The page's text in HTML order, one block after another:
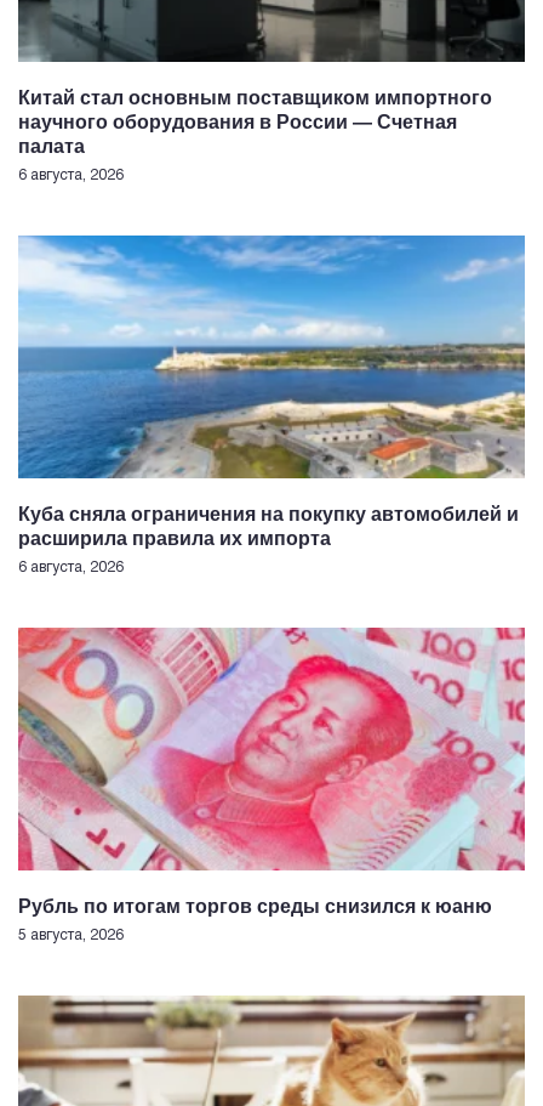
Китай стал основным поставщиком импортного
научного оборудования в России — Счетная
палата
6 августа, 2026
Куба сняла ограничения на покупку автомобилей и
расширила правила их импорта
6 августа, 2026
Рубль по итогам торгов среды снизился к юаню
5 августа, 2026